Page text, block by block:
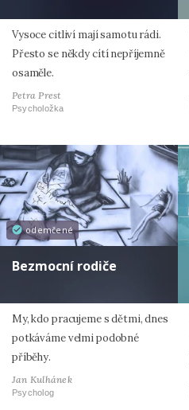
Vysoce citliví mají samotu rádi.
Přesto se někdy cítí nepříjemně
osaměle.
Petra Prest
Psycholožka
odemčené
Bezmocní rodiče
My, kdo pracujeme s dětmi, dnes
potkáváme velmi podobné
příběhy.
Jan Kulhánek
Psycholog